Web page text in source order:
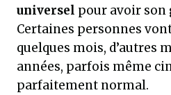
universel pour avoir son
Certaines personnes
quelques mois, d’autres
années, parfois même
parfaitement normal.